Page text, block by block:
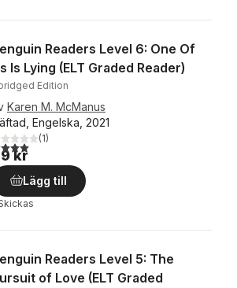
Readers Level 6: One Of
Is Lying (ELT Graded Reader)
Edition
Karen M. McManus
Engelska, 2021
utav 5 stjärnor. Totalt antal röster:
(1)
kr
Lägg till
Readers Level 5: The
of Love (ELT Graded